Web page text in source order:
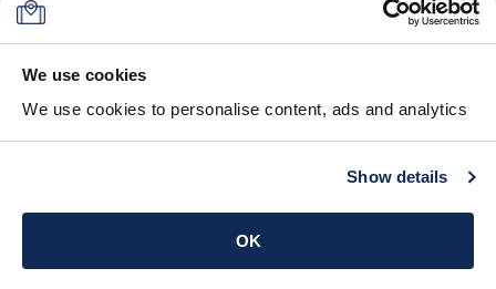
We use cookies
We use cookies to personalise content, ads and analytics
Show details
OK
Über uns
FAQ
Support
Blog
Freigepäck bei Airlines
Die Stasher-Garantie
AGB
App holen